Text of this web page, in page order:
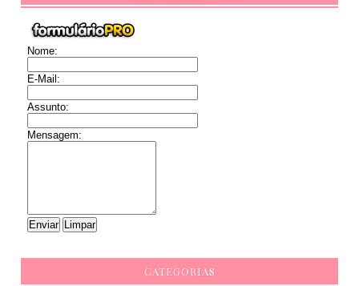
Nome:
E-Mail:
Assunto:
Mensagem:
CATEGORIAS